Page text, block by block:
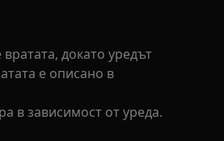
докато уредът
е описано в
в зависимост от уреда.